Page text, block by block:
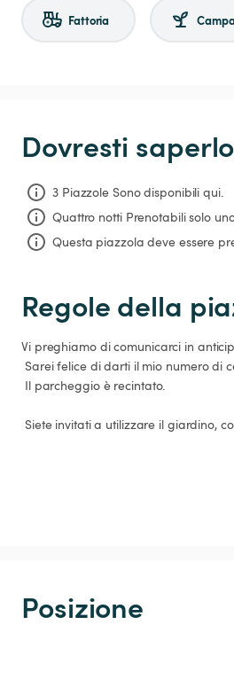
Fattoria
Dovresti saperlo
3 Piazzole Sono disponibili qui.
Quattro notti Prenotabili solo
Questa piazzola deve essere
Regole della
Vi preghiamo di comunicarci in
Siete invitati a utilizzare il giardino,
Posizione